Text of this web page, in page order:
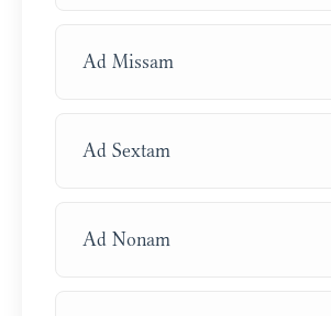
Ad Missam
Ad Sextam
Ad Nonam